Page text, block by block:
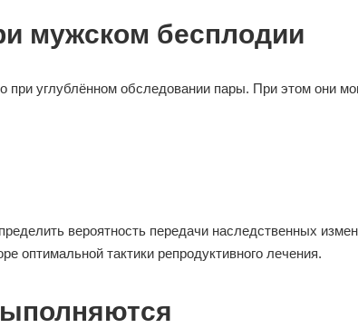
мужском бесплодии
углублённом обследовании пары. При этом они
вероятность передачи наследственных
оптимальной тактики репродуктивного лечения.